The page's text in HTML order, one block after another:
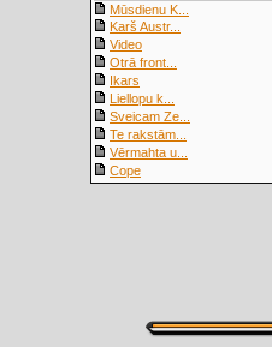
Mūsdienu K...
Karš Austr...
Video
Otrā front...
Ikars
Liellopu k...
Sveicam Ze...
Te rakstām...
Vērmahta u...
Cope